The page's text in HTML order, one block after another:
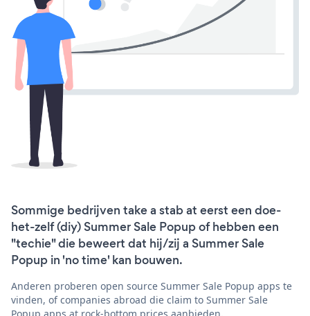
Sommige bedrijven take a stab at eerst een doe-
het-zelf (diy) Summer Sale Popup of hebben een
"techie" die beweert dat hij/zij a Summer Sale
Popup in 'no time' kan bouwen.
Anderen proberen open source Summer Sale Popup apps te
vinden, of companies abroad die claim to Summer Sale